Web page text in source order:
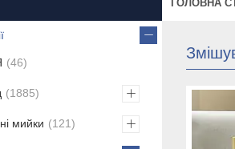
ГОЛОВНА
46
1885
мийки 121